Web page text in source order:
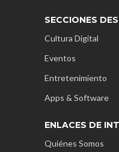
SECCIONES
Cultura Digital
Eventos
Entretenimiento
Apps & Software
ENLACES DE
Quiénes Somos